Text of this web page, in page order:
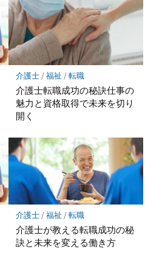
介護士/福祉/転職
介護士転職成功の秘訣仕事の
魅力と資格取得で未来を切り
開く
介護士/福祉/転職
介護士が教える転職成功の秘
訣と未来を変える働き方